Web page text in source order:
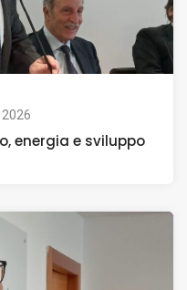
2026
energia e sviluppo